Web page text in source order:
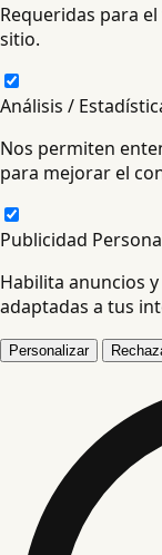
Requeridas para
sitio.
Análisis /
Nos permiten
para mejorar el
Publicidad
Habilita anuncios
adaptadas a tus
Personalizar